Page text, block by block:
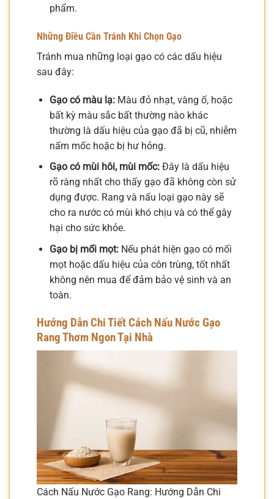
phẩm.
Những Điều Cần Tránh Khi Chọn Gạo
Tránh mua những loại gạo có các dấu hiệu
sau đây:
Gạo có màu lạ:Màu đỏ nhạt, vàng ố, hoặc
bất kỳ màu sắc bất thường nào khác
thường là dấu hiệu của gạo đã bị cũ, nhiễm
nấm mốc hoặc bị hư hỏng.
Gạo có mùi hôi, mùi mốc:Đây là dấu hiệu
rõ ràng nhất cho thấy gạo đã không còn sử
dụng được. Rang và nấu loại gạo này sẽ
cho ra nước có mùi khó chịu và có thể gây
hại cho sức khỏe.
Gạo bị mối mọt:Nếu phát hiện gạo có mối
mọt hoặc dấu hiệu của côn trùng, tốt nhất
không nên mua để đảm bảo vệ sinh và an
toàn.
Hướng Dẫn Chi Tiết Cách Nấu Nước Gạo
Rang Thơm Ngon Tại Nhà
Cách Nấu Nước Gạo Rang: Hướng Dẫn Chi